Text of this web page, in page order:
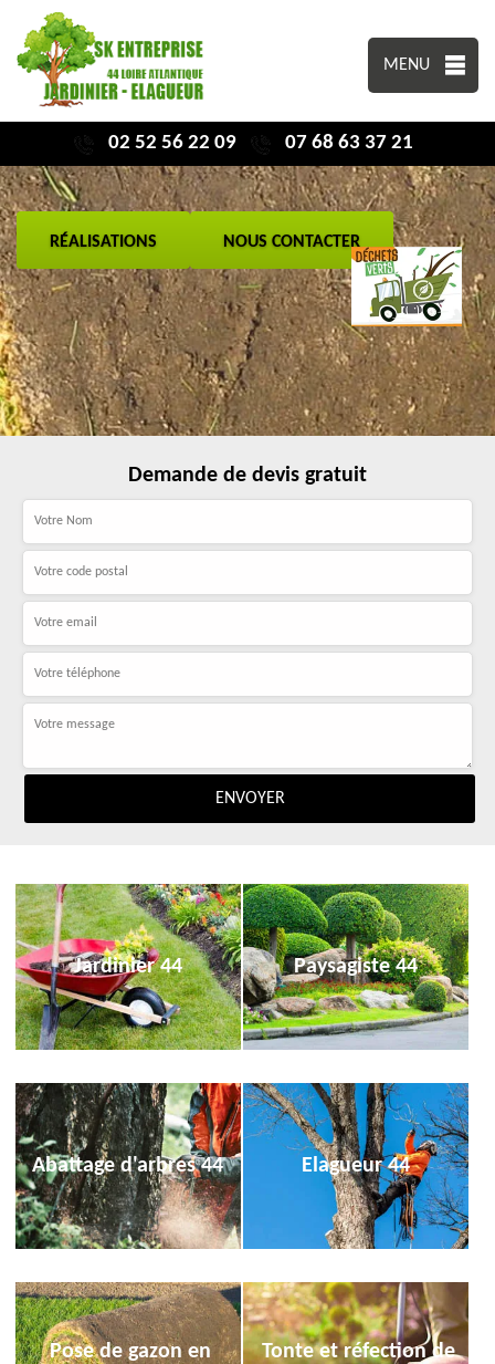
MENU
02 52 56 22 09 07 68 63 37 21
RÉALISATIONS NOUS CONTACTER
Demande de devis gratuit
Jardinier 44 Paysagiste 44
Abattage d'arbres 44 Elagueur 44
Pose de gazon en
Tonte et réfection de